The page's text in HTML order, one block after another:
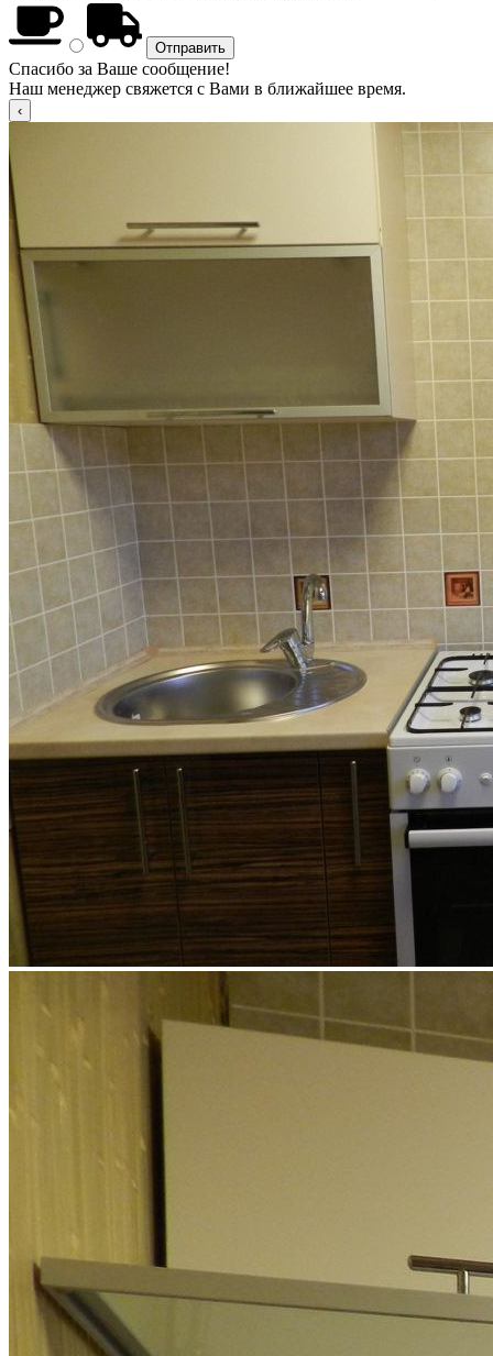
Спасибо за Ваше сообщение!
Наш менеджер свяжется с Вами в ближайшее время.